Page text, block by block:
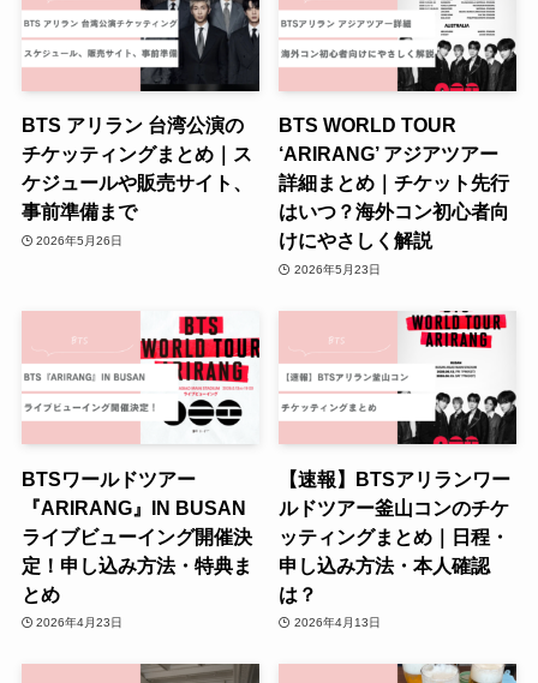
BTS アリラン 台湾公演の
チケッティングまとめ｜ス
ケジュールや販売サイト、
事前準備まで
2026年5月26日
BTS WORLD TOUR
‘ARIRANG’ アジアツアー
詳細まとめ｜チケット先行
はいつ？海外コン初心者向
けにやさしく解説
2026年5月23日
BTSワールドツアー
『ARIRANG』IN BUSAN
ライブビューイング開催決
定！申し込み方法・特典ま
とめ
2026年4月23日
【速報】BTSアリランワー
ルドツアー釜山コンのチケ
ッティングまとめ｜日程・
申し込み方法・本人確認
は？
2026年4月13日